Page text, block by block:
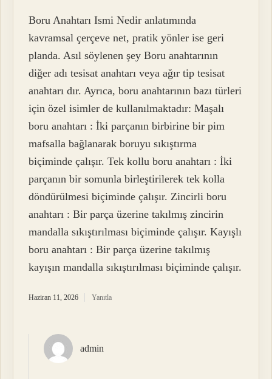
Boru Anahtarı Ismi Nedir anlatımında
kavramsal çerçeve net, pratik yönler ise geri
planda. Asıl söylenen şey Boru anahtarının
diğer adı tesisat anahtarı veya ağır tip tesisat
anahtarı dır. Ayrıca, boru anahtarının bazı türleri
için özel isimler de kullanılmaktadır: Maşalı
boru anahtarı : İki parçanın birbirine bir pim
mafsalla bağlanarak boruyu sıkıştırma
biçiminde çalışır. Tek kollu boru anahtarı : İki
parçanın bir somunla birleştirilerek tek kolla
döndürülmesi biçiminde çalışır. Zincirli boru
anahtarı : Bir parça üzerine takılmış zincirin
mandalla sıkıştırılması biçiminde çalışır. Kayışlı
boru anahtarı : Bir parça üzerine takılmış
kayışın mandalla sıkıştırılması biçiminde çalışır.
Haziran 11, 2026 Yanıtla
admin